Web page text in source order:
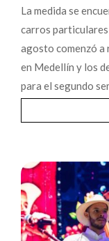
La medida se
carros
agosto comenzó a
en Medellín y los
para el segundo